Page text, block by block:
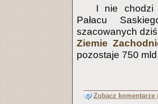
I nie chodzi
Pałacu
szacowanych
Ziemie
pozostaje 750
Zobacz komentarze